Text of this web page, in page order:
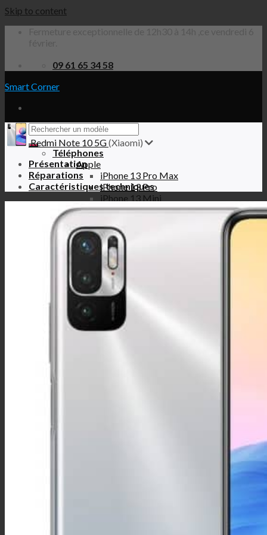
Skip to content
09 61 65 34 58
Smart Corner
Téléphones
Apple
iPhone 13 Pro Max
iPhone 13 Pro
iPhone 13 Mini
iPhone 13
iPhone 12 Pro
iPhone 12 Mini
iPhone 12
iPhone SE 2020
iPhone 11 Pro Max
iPhone 11 Pro
iPhone 11
iPhone XS
iPhone XR
Redmi Note 10 5G(Xiaomi)
Présentation
Réparations
Caractéristiques techniques